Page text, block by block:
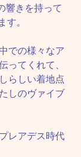
響きを持って
。
での様々なア
ってくれて、
らしい着地点
しのヴァイブ
レアデス時代